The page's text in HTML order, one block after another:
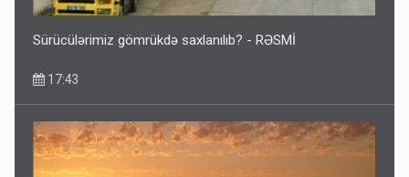
Sürücülərimiz gömrükdə saxlanılıb? - RƏSMİ
17:43